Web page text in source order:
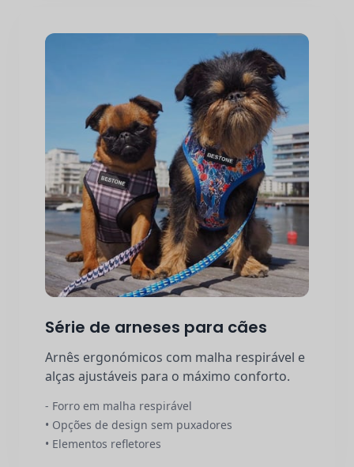
Série de arneses para cães
Arnês ergonómicos com malha respirável e
alças ajustáveis para o máximo conforto.
- Forro em malha respirável
• Opções de design sem puxadores
• Elementos refletores